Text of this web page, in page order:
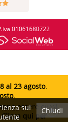
01061680722
Chiudi
sul
8 al 23 agosto.
.
essere evasi
qui per